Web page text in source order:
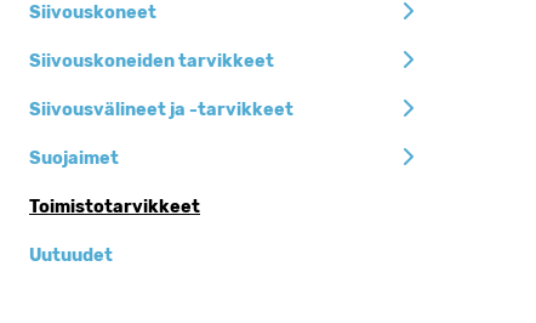
Siivouskoneet
Siivouskoneiden tarvikkeet
Siivousvälineet ja -tarvikkeet
Suojaimet
Toimistotarvikkeet
Uutuudet
Henkilöhygienia
Keittiöhygienia
Pyykinpesuaineet
Siivouskoneet